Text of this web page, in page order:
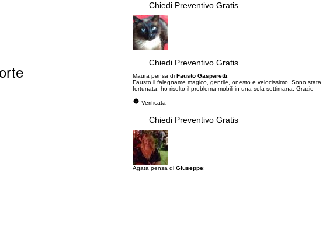
Chiedi Preventivo Gratis
Chiedi Preventivo Gratis
Chiedi Preventivo Gratis
Maura pensa di Fausto Gasparetti:
Fausto il falegname magico, gentile, onesto e velocissimo. Sono stata
fortunata, ho risolto il problema mobili in una sola settimana. Grazie
Verificata
Agata pensa di Giuseppe: